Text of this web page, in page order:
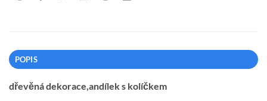
POPIS
dřevěná dekorace,andílek s kolíčkem